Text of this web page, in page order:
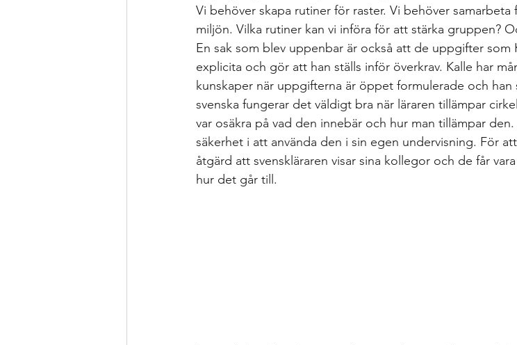
Vi behöver skapa rutiner för raster. Vi behöver
miljön. Vilka rutiner kan vi införa för att stärka gruppen?
En sak som blev uppenbar är också att de uppgifter som
explicita och gör att han ställs inför överkrav. Kalle har
kunskaper när uppgifterna är öppet formulerade och han
svenska fungerar det väldigt bra när läraren tillämpar
var osäkra på vad den innebär och hur man tillämpar
säkerhet i att använda den i sin egen undervisning. För
åtgärd att svenskläraren visar sina kollegor och de får
hur det går till.